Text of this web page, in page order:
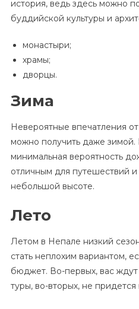
история, ведь здесь можно
буддийской культуры и
монастыри;
храмы;
дворцы.
Зима
Невероятные впечатления
можно получить даже зимой.
минимальная вероятность
отличным для путешествий
небольшой высоте.
Лето
Летом в Непале низкий
стать неплохим вариантом,
бюджет. Во-первых, вас
туры, во-вторых, не